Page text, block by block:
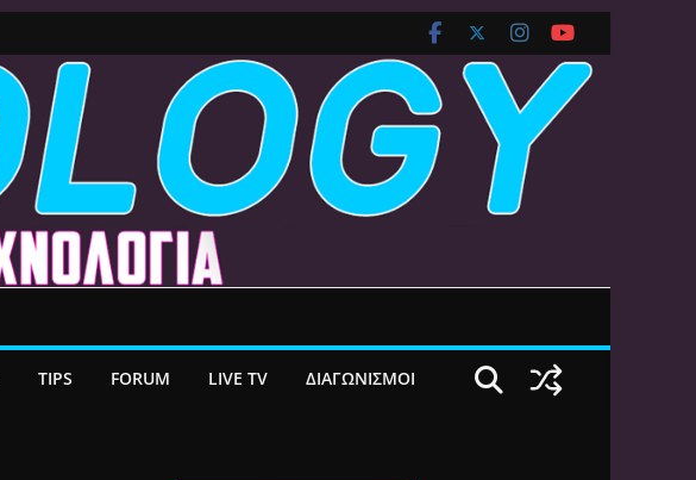
TIPS FORUM LIVE TV ΔΙΑΓΩΝΙΣΜΟΙ